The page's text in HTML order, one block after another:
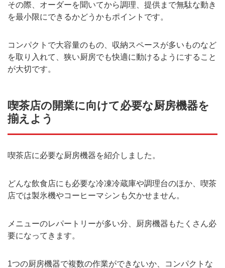
その際、オーダーを聞いてから調理、提供まで無駄な動き
を最小限にできるかどうかもポイントです。
コンパクトで大容量のもの、収納スペースが多いものなど
を取り入れて、狭い厨房でも快適に動けるようにすること
が大切です。
喫茶店の開業に向けて必要な厨房機器を
揃えよう
喫茶店に必要な厨房機器を紹介しました。
どんな飲食店にも必要な冷凍冷蔵庫や調理台のほか、喫茶
店では製氷機やコーヒーマシンも欠かせません。
メニューのレパートリーが多い分、厨房機器もたくさん必
要になってきます。
1つの厨房機器で複数の作業ができないか、コンパクトな